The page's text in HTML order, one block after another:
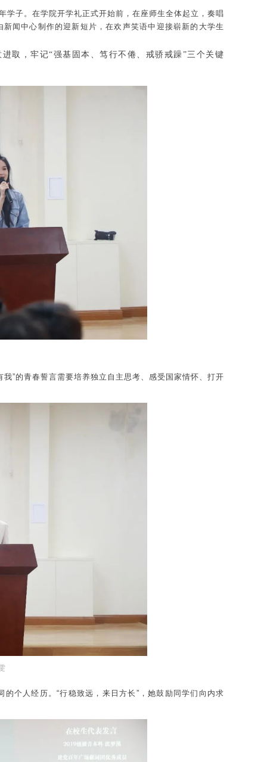
子。在学院开学礼正式开始前，在座师生全体起立，奏唱
闻中心制作的迎新短片，在欢声笑语中迎接崭新的大学生
取，牢记“强基固本、笃行不倦、戒骄戒躁”三个关键
”的青春誓言需要培养独立自主思考、感受国家情怀、打开
个人经历。“行稳致远，来日方长”，她鼓励同学们向内求